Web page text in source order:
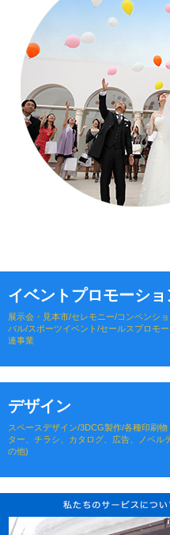
イベントプロモーショ
展示会・見本市/セレモニー/コンペンシ
バル/スポーツイベント/セールスプロモ
連事業
デザイン
スペースデザイン/3DCG製作/各種印刷物
ター、チラシ、カタログ、広告、ノベル
の他)